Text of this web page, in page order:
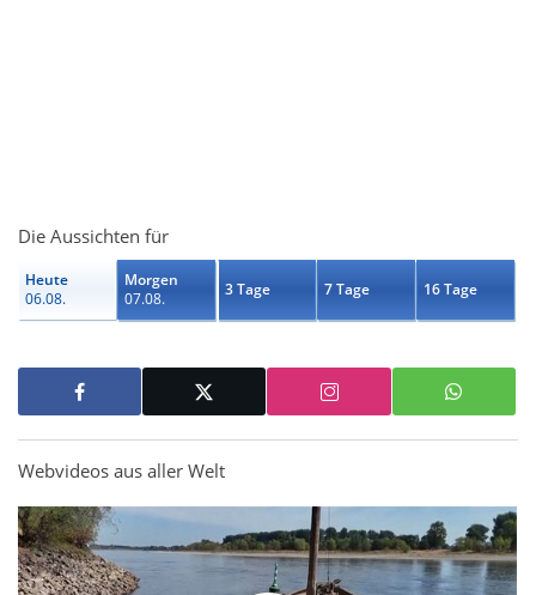
Die Aussichten für
Heute
06.08.
Morgen
07.08.
3 Tage 7 Tage 16 Tage
Webvideos aus aller Welt